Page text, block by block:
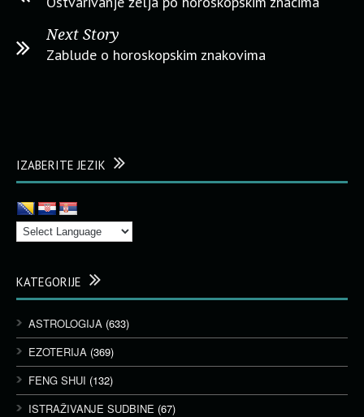
Next Story
Zablude o horoskopskim znakovima
IZABERITE JEZIK
KATEGORIJE
ASTROLOGIJA (633)
EZOTERIJA (369)
FENG SHUI (132)
ISTRAŽIVANJE SUDBINE (67)